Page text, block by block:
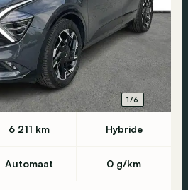
1/6
6 211 km Hybride
Automaat 0 g/km